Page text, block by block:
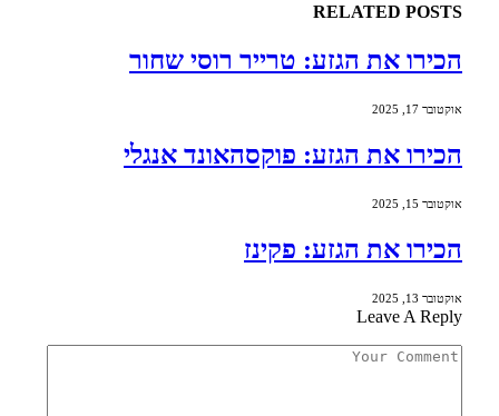
RELATED POSTS
הכירו את הגזע: טרייר רוסי שחור
אוקטובר 17, 2025
הכירו את הגזע: פוקסהאונד אנגלי
אוקטובר 15, 2025
הכירו את הגזע: פקינז
אוקטובר 13, 2025
Leave A Reply